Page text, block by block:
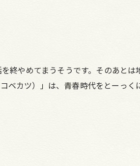
終やめてまうそうです。そのあと
カツ）」は、青春時代をとーっく